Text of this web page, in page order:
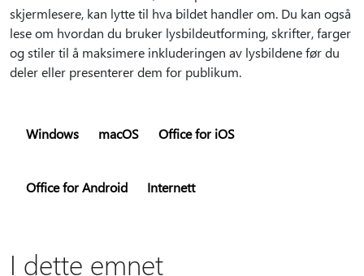
skjermlesere, kan lytte til hva bildet handler om. Du kan også
lese om hvordan du bruker lysbildeutforming, skrifter, farger
og stiler til å maksimere inkluderingen av lysbildene før du
deler eller presenterer dem for publikum.
Windows macOS Office for iOS
Office for Android Internett
I dette emnet